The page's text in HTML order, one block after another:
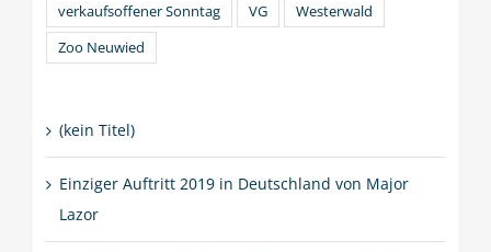
verkaufsoffener Sonntag
VG
Westerwald
Zoo Neuwied
(kein Titel)
Einziger Auftritt 2019 in Deutschland von Major
Lazor